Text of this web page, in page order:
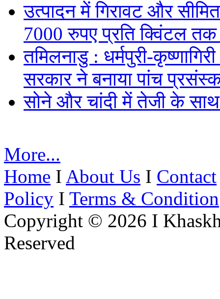
उत्पादन में गिरावट और
7000 रुपए प्रति क्विंटल
तमिलनाडु : धर्मपुरी-
सरकार ने बनाया पांच
सोने और चांदी में तेजी के
More...
Home I About Us I Contact
Policy I Terms & Condition
Copyright © 2026 I
Reserved